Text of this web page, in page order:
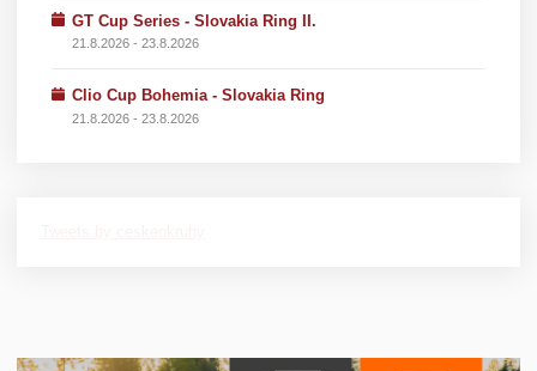
GT Cup Series - Slovakia Ring II.
21.8.2026 - 23.8.2026
Clio Cup Bohemia - Slovakia Ring
21.8.2026 - 23.8.2026